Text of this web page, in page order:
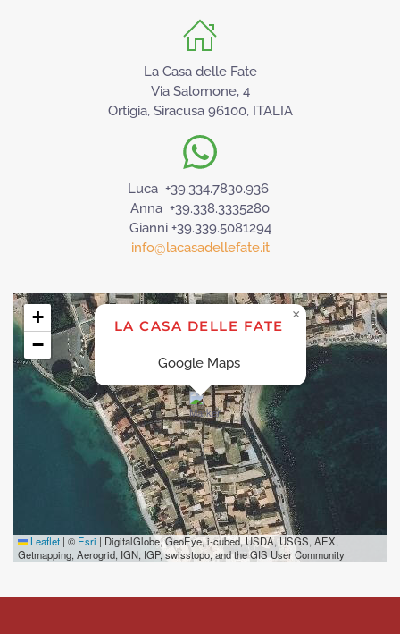
La Casa delle Fate
Via Salomone, 4
Ortigia, Siracusa 96100, ITALIA
Luca +39.334.7830.936
Anna +39.338.3335280
Gianni +39.339.5081294
info@lacasadellefate.it
LA CASA DELLE FATE
Google Maps
×
+
−
Leaflet | © Esri | DigitalGlobe, GeoEye, i-cubed, USDA, USGS, AEX,
Getmapping, Aerogrid, IGN, IGP, swisstopo, and the GIS User Community